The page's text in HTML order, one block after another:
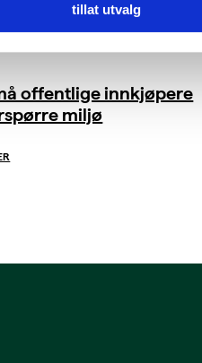
tillat utvalg
offentlige innkjøpere
miljø